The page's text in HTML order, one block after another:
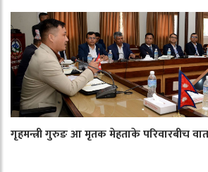
गृहमन्त्री गुरुङ आ मृतक मेहताके परिवारबीच